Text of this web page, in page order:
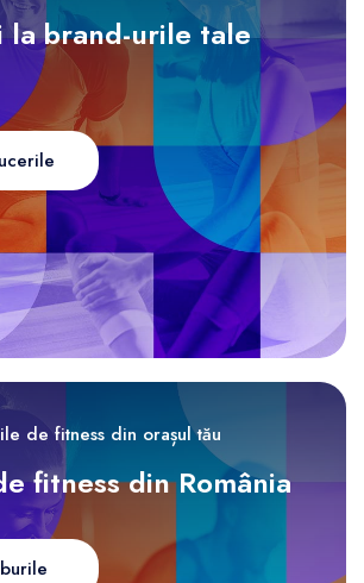
la brand-urile tale
de fitness din orașul tău
fitness din România